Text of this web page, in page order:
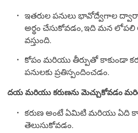
ఇతరుల పనులు భావోద్వేగాల
అర్థం చేసుకోవడం, ఇది మన
వస్తుంది.
కోపం మరియు తీర్పుతో కాకుండా
పనులకు ప్రతిస్పందించడం.
దయ మరియు కరుణను మెచ్చుకోవడం
కరుణ అంటే ఏమిటి మరియు ఏది
తెలుసుకోవడం.